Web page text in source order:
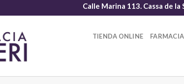
Calle Marina 113. Cassa de
TIENDA ONLINE FARMACIA